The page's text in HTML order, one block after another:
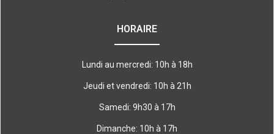
HORAIRE
Lundi au mercredi: 10h à 18h
Jeudi et vendredi: 10h à 21h
Samedi: 9h30 à 17h
Dimanche: 10h à 17h